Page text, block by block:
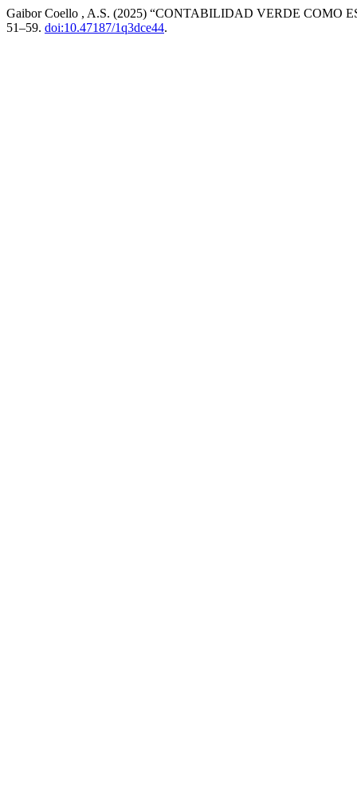
Gaibor Coello , A.S. (2025) “CONTABILIDAD VERDE COMO
51–59. doi:10.47187/1q3dce44.